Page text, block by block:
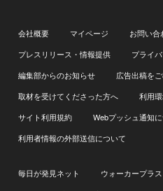
会社概要 マイページ
お問い合
プレスリリース・情報提供
プライ
編集部からのお知らせ
広告出稿を
取材を受けてくださった方へ
利用
サイト利用規約
Webプッシュ通知
利用者情報の外部送信について
毎日が発見ネット ウォーカープラス